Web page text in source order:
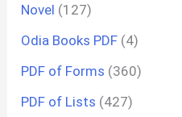
Novel (127)
Odia Books PDF (4)
PDF of Forms (360)
PDF of Lists (427)